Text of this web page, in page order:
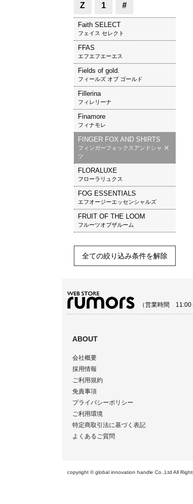
Z 1 #
Faith SELECT
フェイス セレクト
FFAS
エフエフエーエス
Fields of gold.
フィールズ オブ ゴールド
Fillerina
フィレリーナ
Finamore
フィナモレ
FINGER FOX AND SHIRTS
フィンガーフォックスアンドシャ
ツ
FLORALUXE
フローラリュクス
FOG ESSENTIALS
エフオージーエッセンシャルズ
FRUIT OF THE LOOM
フルーツオブザルーム
全ての絞り込み条件を解除
（営業時間 11:00
ABOUT
会社概要
採用情報
ご利用規約
免責事項
プライバシーポリシー
ご利用環境
特定商取引法に基づく表記
よくあるご質問
copyright © global innovation handle Co.,Ltd All